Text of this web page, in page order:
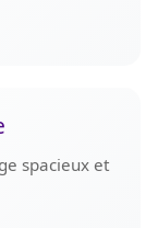
spacieux et